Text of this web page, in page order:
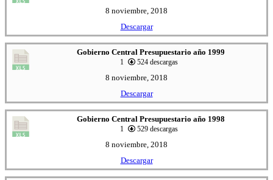
8 noviembre, 2018
Descargar
Gobierno Central Presupuestario año 1999
1 524 descargas
8 noviembre, 2018
Descargar
Gobierno Central Presupuestario año 1998
1 529 descargas
8 noviembre, 2018
Descargar